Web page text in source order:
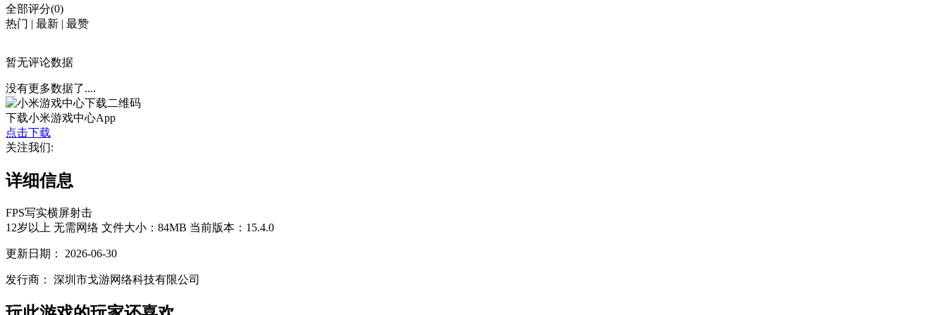
全部评分(0)
热门 | 最新 | 最赞
暂无评论数据
没有更多数据了....
下载小米游戏中心App
点击下载
关注我们:
详细信息
FPS写实横屏射击
12岁以上 无需网络 文件大小：84MB 当前版本：15.4.0
更新日期： 2026-06-30
发行商： 深圳市戈游网络科技有限公司